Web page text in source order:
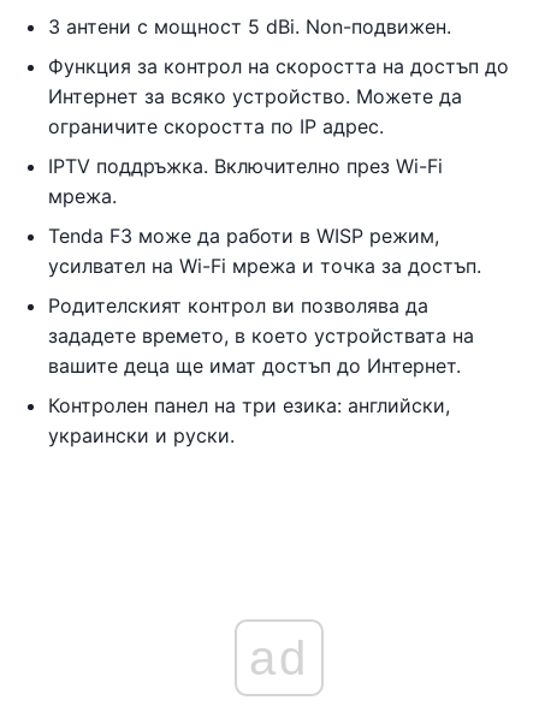
3 антени с мощност 5 dBi. Non-подвижен.
Функция за контрол на скоростта на достъп до
Интернет за всяко устройство. Можете да
ограничите скоростта по IP адрес.
IPTV поддръжка. Включително през Wi-Fi
мрежа.
Tenda F3 може да работи в WISP режим,
усилвател на Wi-Fi мрежа и точка за достъп.
Родителският контрол ви позволява да
зададете времето, в което устройствата на
вашите деца ще имат достъп до Интернет.
Контролен панел на три езика: английски,
украински и руски.
ad